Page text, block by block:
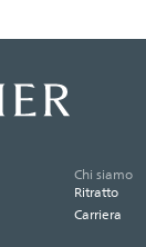
Chi siamo
Ritratto
Carriera